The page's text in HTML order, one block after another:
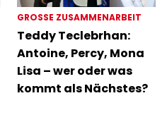
GROSSE ZUSAMMENARBEIT
Teddy Teclebrhan:
Antoine, Percy, Mona
Lisa – wer oder was
kommt als Nächstes?